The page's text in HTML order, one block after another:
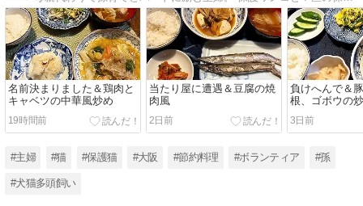
名前決まりました＆鶏肉と
キャベツの中華風炒め
19時間前
当たり屋に遭遇＆豆腐の焼
肉風
2日前
負けへんで＆
根、ゴボウの
3日前
#主婦 #猫 #保護猫 #大阪 #節約料理 #ボランティア #孫
#犬猫多頭飼い